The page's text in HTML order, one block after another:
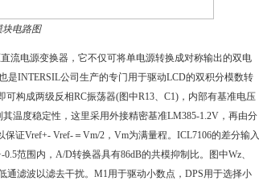
块电路图
流电源变换器，它不仅可将单电源转换成对称输出的双电
是INTERSIL公司生产的专门用于驱动LCD的双积分模数转
构成两级反相RC振荡器(图中R13、C1)，内部有基准电压
温度稳定性，这里采用外接精密基准LM385-1.2V，再由分
证Vref+- Vref-＝Vm/2，Vm为满量程。ICL7106的差分输入
范围内，A/D转换器具有86dB的共模抑制比。图中Wz、
通滤波以滤去干扰。M1用于驱动小数点，DPS用于选择小